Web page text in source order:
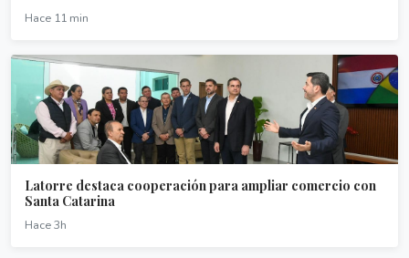
Hace 11 min
Latorre destaca cooperación para ampliar comercio con
Santa Catarina
Hace 3h